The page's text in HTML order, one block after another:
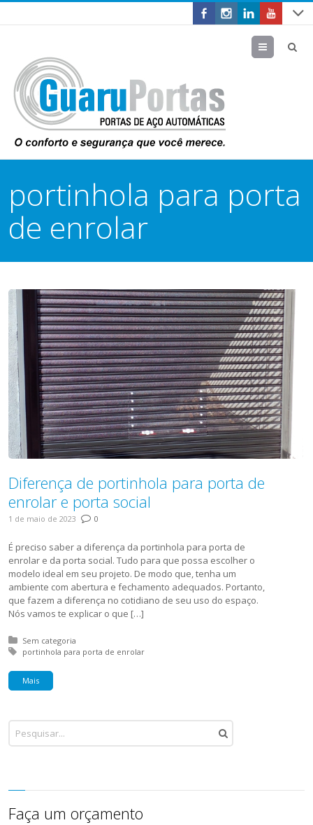
Menu
portinhola para porta
de enrolar
Diferença de portinhola para porta de
enrolar e porta social
1 de maio de 2023 0
É preciso saber a diferença da portinhola para porta de
enrolar e da porta social. Tudo para que possa escolher o
modelo ideal em seu projeto. De modo que, tenha um
ambiente com abertura e fechamento adequados. Portanto,
que fazem a diferença no cotidiano de seu uso do espaço.
Nós vamos te explicar o que […]
Posted in:
Sem categoria
Tagged with:
portinhola para porta de enrolar
Mais
Faça um orçamento